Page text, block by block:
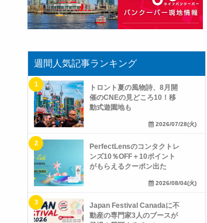
週間人気記事ランキング
トロント夏の風物詩、8月開
催のCNEの見どころ10！移
動式遊園地も
2026/07/28(火)
PerfectLensのコンタクトレ
ンズ10％OFF＋10ポイント
がもらえるクーポン出た
2026/08/04(火)
Japan Festival Canadaに不
動産の専門家3人のブースが